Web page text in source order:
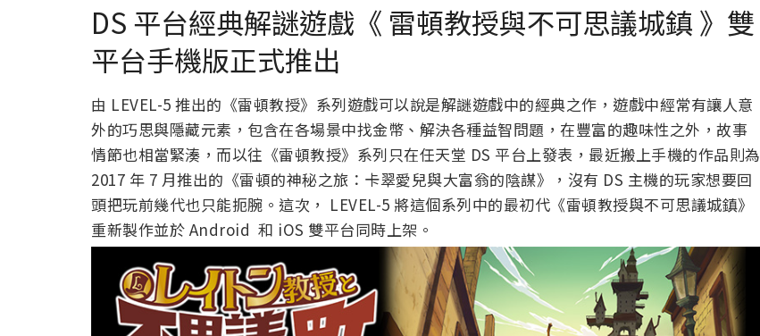
DS 平台經典解謎遊戲《 雷頓教授與不可思議城鎮 》雙
平台手機版正式推出
由 LEVEL-5 推出的《雷頓教授》系列遊戲可以說是解謎遊戲中的經典之作，遊戲中經常有讓人意
外的巧思與隱藏元素，包含在各場景中找金幣、解決各種益智問題，在豐富的趣味性之外，故事
情節也相當緊湊，而以往《雷頓教授》系列只在任天堂 DS 平台上發表，最近搬上手機的作品則為
2017 年 7 月推出的《雷頓的神秘之旅：卡翠愛兒與大富翁的陰謀》，沒有 DS 主機的玩家想要回
頭把玩前幾代也只能扼腕。這次， LEVEL-5 將這個系列中的最初代《雷頓教授與不可思議城鎮》
重新製作並於 Android 和 iOS 雙平台同時上架。